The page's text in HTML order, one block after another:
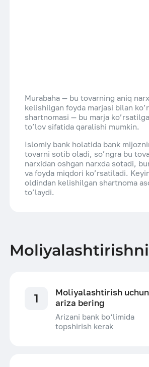
Murabaha — bu tovarning aniq
kelishilgan foyda marjasi bilan
shartnomasi — bu marja
to’lov sifatida qaralishi mumkin.
Islomiy bank holatida bank
tovarni sotib oladi, so’ngra bu
narxidan oshgan narxda sotadi,
va foyda miqdori ko’rsatiladi.
oldindan kelishilgan shartnoma
to’laydi.
1
Moliyalashtirish uchun
ariza bering
Arizani bank bo‘limida
topshirish kerak